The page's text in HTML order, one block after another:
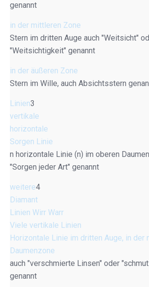
genannt
in der mittleren Zone
Stern im dritten Auge auch "Weitsicht"
"Weitsichtigkeit" genannt
in der äußeren Zone
Stern im Wille, auch Absichtsstern
Linien3
vertikale
horizontale
Sorgen Linie
n horizontale Linie (n) im oberen
"Sorgen jeder Art" genannt
weitere4
Diamant
Linien Wirr Warr
Viele vertikale Linien
Horizontale Linie im dritten Auge, in der
Daumenzone
auch "verschmierte Linsen" oder
genannt